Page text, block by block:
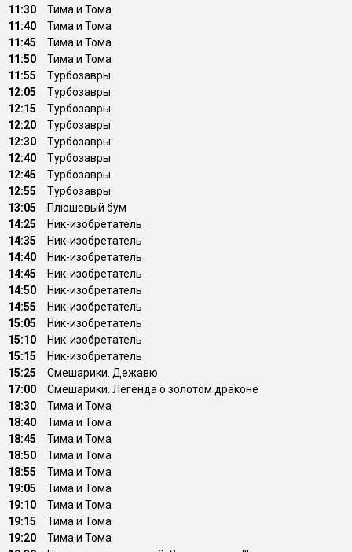
11:30
Тима и Тома
11:40
Тима и Тома
11:45
Тима и Тома
11:50
Тима и Тома
11:55
Турбозавры
12:05
Турбозавры
12:15
Турбозавры
12:20
Турбозавры
12:30
Турбозавры
12:40
Турбозавры
12:45
Турбозавры
12:55
Турбозавры
13:05
Плюшевый бум
14:25
Ник-изобретатель
14:35
Ник-изобретатель
14:40
Ник-изобретатель
14:45
Ник-изобретатель
14:50
Ник-изобретатель
14:55
Ник-изобретатель
15:05
Ник-изобретатель
15:10
Ник-изобретатель
15:15
Ник-изобретатель
15:25
Смешарики. Дежавю
17:00
Смешарики. Легенда о золотом драконе
18:30
Тима и Тома
18:40
Тима и Тома
18:45
Тима и Тома
18:50
Тима и Тома
18:55
Тима и Тома
19:05
Тима и Тома
19:10
Тима и Тома
19:15
Тима и Тома
19:20
Тима и Тома